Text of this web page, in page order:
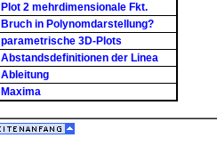
Plot 2 mehrdimensionale Fkt.
Bruch in Polynomdarstellung?
parametrische 3D-Plots
Abstandsdefinitionen der Linea
Ableitung
Maxima